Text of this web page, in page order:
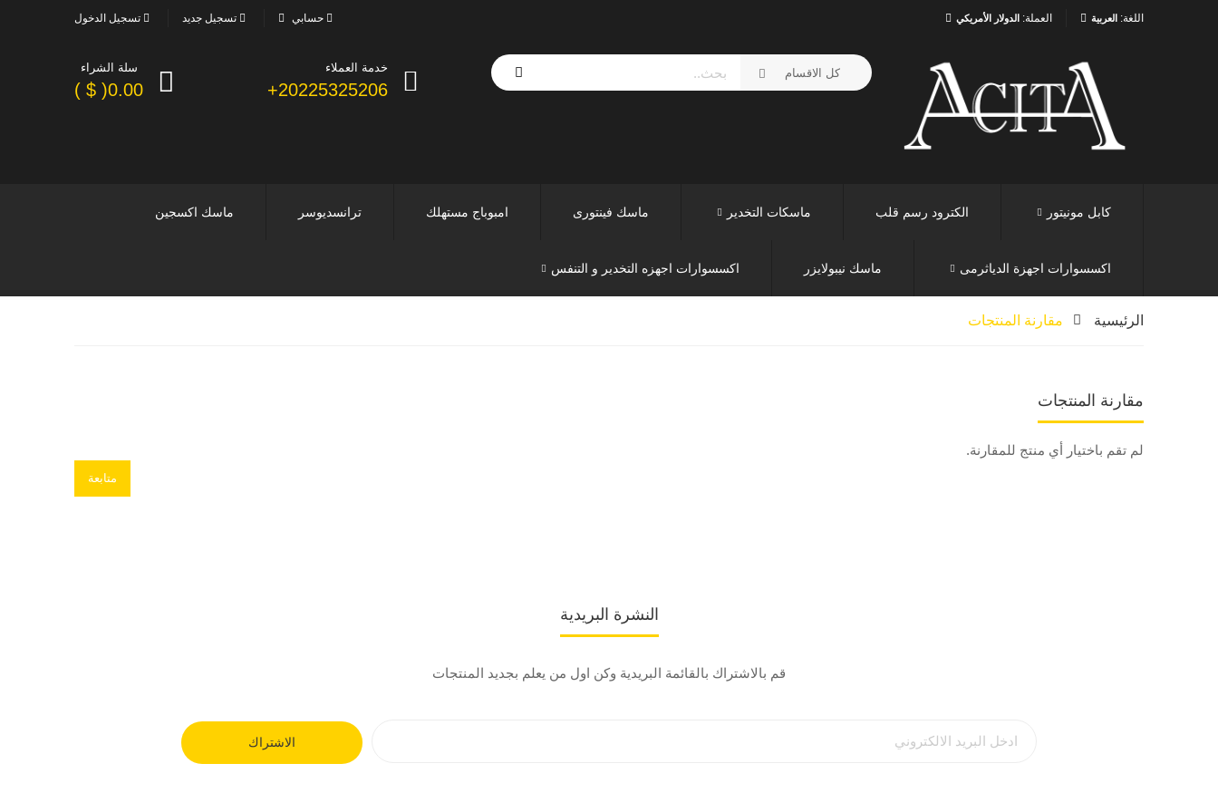
اللغة: العربية العملة: الدولار الأمريكي حسابي تسجيل جديد تسجيل الدخول
خدمة العملاء
20225325206+
سلة الشراء
0.00( $ )
كابل مونيتور الكترود رسم قلب ماسكات التخدير ماسك فينتورى امبوباج مستهلك ترانسديوسر ماسك اكسجين
اكسسوارات اجهزة الدياثرمى ماسك نيبولايزر اكسسوارات اجهزه التخدير و التنفس
الرئيسية مقارنة المنتجات
مقارنة المنتجات
لم تقم باختيار أي منتج للمقارنة.
متابعة
النشرة البريدية
قم بالاشتراك بالقائمة البريدية وكن اول من يعلم بجديد المنتجات
الاشتراك